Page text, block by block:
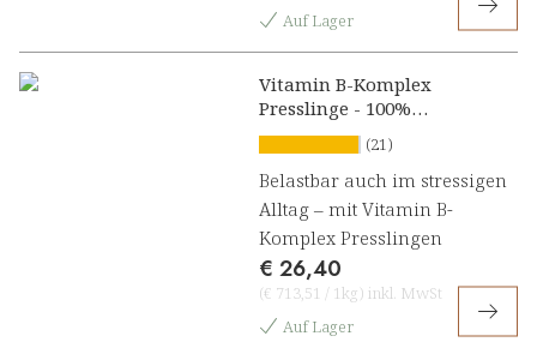
Auf Lager
Vitamin B-Komplex
Presslinge - 100%
natürlich
(21)
Belastbar auch im stressigen
Alltag – mit Vitamin B-
Komplex Presslingen
€ 26,40
(€ 713,51 / 1kg) inkl. MwSt
Auf Lager